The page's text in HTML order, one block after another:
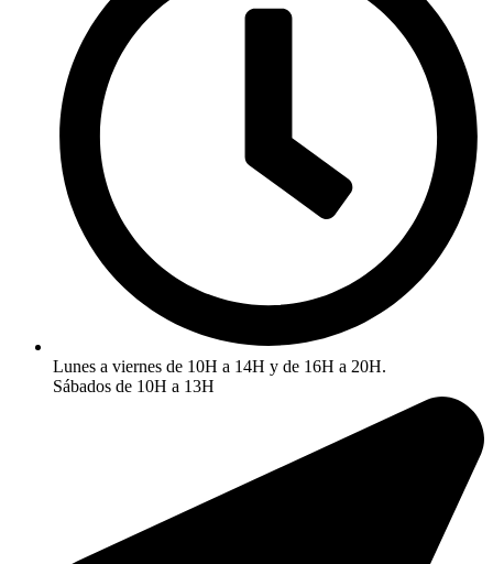
Lunes a viernes de 10H a 14H y de 16H a 20H.
Sábados de 10H a 13H